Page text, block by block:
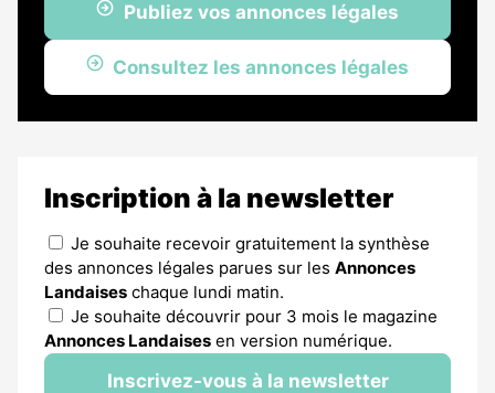
Publiez vos annonces légales
Consultez les annonces légales
Inscription à la newsletter
Je souhaite recevoir gratuitement la synthèse
des annonces légales parues sur les Annonces
Landaises chaque lundi matin.
Je souhaite découvrir pour 3 mois le magazine
Annonces Landaises en version numérique.
Inscrivez-vous à la newsletter